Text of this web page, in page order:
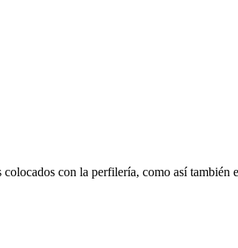
con la perfilería, como así también